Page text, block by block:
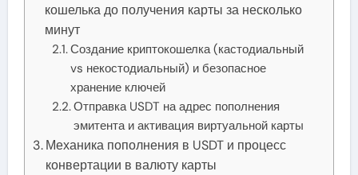
кошелька до получения карты за несколько
минут
Создание криптокошелка (кастодиальный
vs некостодиальный) и безопасное
хранение ключей
Отправка USDT на адрес пополнения
эмитента и активация виртуальной карты
Механика пополнения в USDT и процесс
конвертации в валюту карты